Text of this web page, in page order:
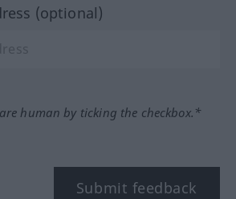
(optional)
human by ticking the checkbox.*
Submit feedback